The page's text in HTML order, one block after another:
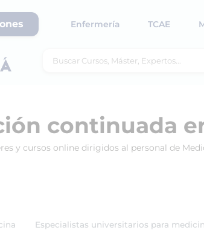
Enfermería TCAE
continuada
y cursos online dirigidos al personal de
Especialistas universitarios para